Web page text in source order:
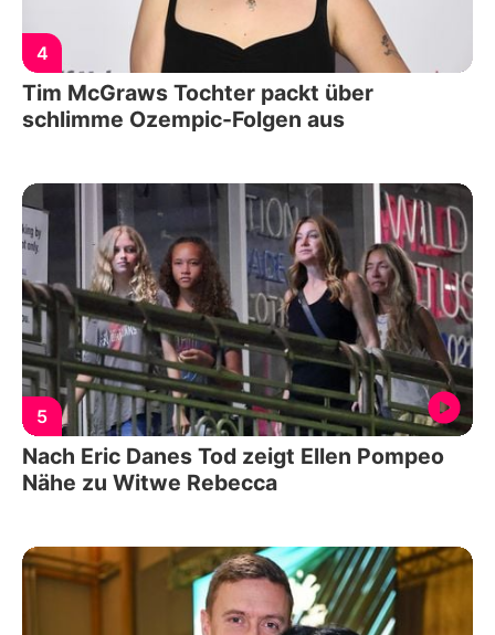
4
Tim McGraws Tochter packt über
schlimme Ozempic-Folgen aus
5
Nach Eric Danes Tod zeigt Ellen Pompeo
Nähe zu Witwe Rebecca